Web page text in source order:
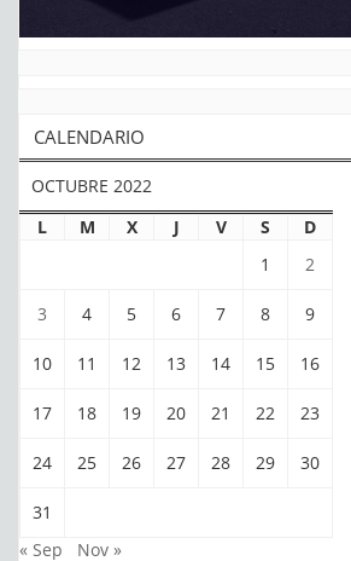
CALENDARIO
OCTUBRE 2022
L
M X J V S
D
1
2
3 4 5 6 7 8 9
10 11 12 13 14 15 16
17 18 19 20 21 22 23
24 25 26 27 28 29 30
31
« Sep
Nov »